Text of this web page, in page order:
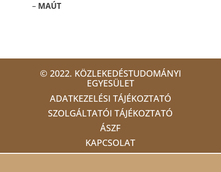
– MAÚT
© 2022. KÖZLEKEDÉSTUDOMÁNYI
EGYESÜLET
ADATKEZELÉSI TÁJÉKOZTATÓ
SZOLGÁLTATÓI TÁJÉKOZTATÓ
ÁSZF
KAPCSOLAT